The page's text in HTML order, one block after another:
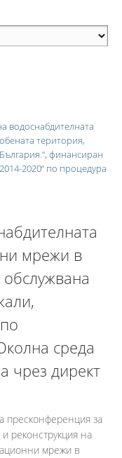
водоснабдителната
територия,
финансиран
2020“ по процедура
мрежи в
среда
чрез директ
пресконференция за
реконструкция на
мрежи в